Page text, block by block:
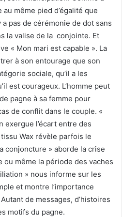
même pied d’égalité que
a pas de cérémonie de dot sans
la valise de la conjointe. Et
« Mon mari est capable ». La
à son entourage que son
sociale, qu’il a les
est courageux. L’homme peut
pagne à sa femme pour
de conflit dans le couple. «
exergue l’écart entre des
Wax révèle parfois le
conjoncture » aborde la crise
même la période des vaches
» nous informe sur les
et montre l’importance
de messages, d’histoires
motifs du pagne.